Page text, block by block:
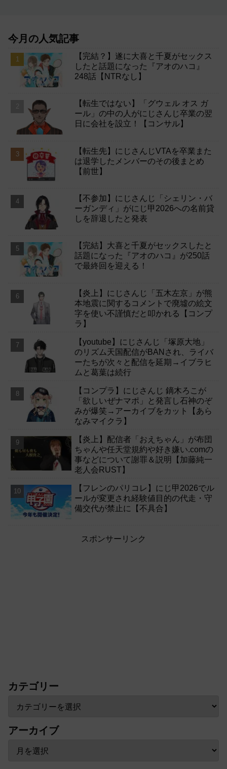
今月の人気記事
【完結？】遂に大喜と千夏がセックス
したと話題になった『アオのハコ』
248話【NTRなし】
【転生ではない】「グウェル オス ガ
ール」の中の人がにじさんじ卒業の翌
日に会社を設立！【コンサル】
【転生先】にじさんじVTAを卒業また
は退学したメンバーのその後まとめ
【前世】
【不参加】にじさんじ「シェリン・バ
ーガンディ」がにじ甲2026への名前貸
しを辞退したと発表
【完結】大喜と千夏がセックスしたと
話題になった『アオのハコ』が250話
で最終回を迎える！
【炎上】にじさんじ「五木左京」が熊
本地震に関するコメントで廃墟の絵文
字を使い不謹慎だと叩かれる【コンプ
ラ】
【youtube】にじさんじ「塚原大地」
のリズム天国配信がBANされ、ライバ
ーたちが次々と配信を延期→イブラヒ
ムと葛葉は続行
【コンプラ】にじさんじ 鏑木ろこが
「欲しいぜナマポ」と発言し石神のぞ
みが爆笑→アーカイブをカット【あら
なみマイクラ】
【炎上】配信者「おえちゃん」が布団
ちゃんや任天堂規約や好き嫌い.comの
事などについて謝罪＆説明【加藤純一
老人会RUST】
【フレンのパリコレ】にじ甲2026でル
ールが変更され経験値目的の代走・守
備交代が禁止に【不具合】
スポンサーリンク
カテゴリー
アーカイブ